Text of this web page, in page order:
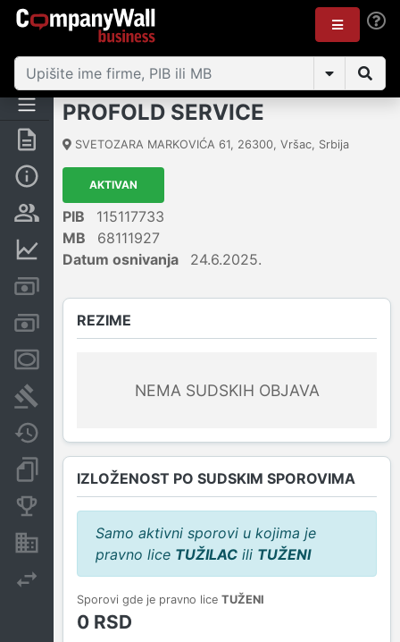
Rezime
Vlasnička struktura
Računi i blokade
Sudski sporovi
Dokumenti i objave
Nekretnine i imovina
Izvoz
PROFOLD SERVICE
SVETOZARA MARKOVIĆA 61, 26300, Vršac, Srbija
AKTIVAN
PIB
115117733
MB
68111927
Datum osnivanja
24.6.2025.
REZIME
NEMA SUDSKIH OBJAVA
IZLOŽENOST PO SUDSKIM SPOROVIMA
Samo aktivni sporovi u kojima je
pravno lice TUŽILAC ili TUŽENI
Sporovi gde je pravno lice TUŽENI
0 RSD